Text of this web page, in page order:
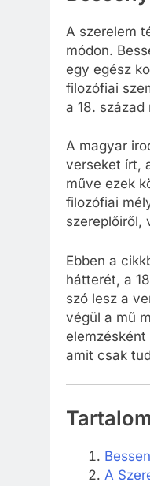
A szerelem
módon.
egy egész
filozófiai
a 18.
A magyar
verseket írt,
műve ezek
filozófiai
szereplőiről,
Ebben a
hátterét, a
szó lesz a
végül a mű
amit csak
A